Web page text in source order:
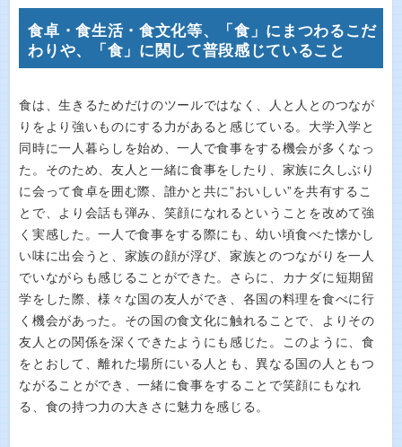
食卓・食生活・食文化等、「食」にまつわるこだ
わりや、「食」に関して普段感じていること
食は、生きるためだけのツールではなく、人と人とのつなが
りをより強いものにする力があると感じている。大学入学と
同時に一人暮らしを始め、一人で食事をする機会が多くなっ
た。そのため、友人と一緒に食事をしたり、家族に久しぶり
に会って食卓を囲む際、誰かと共に”おいしい”を共有するこ
とで、より会話も弾み、笑顔になれるということを改めて強
く実感した。一人で食事をする際にも、幼い頃食べた懐かし
い味に出会うと、家族の顔が浮び、家族とのつながりを一人
でいながらも感じることができた。さらに、カナダに短期留
学をした際、様々な国の友人ができ、各国の料理を食べに行
く機会があった。その国の食文化に触れることで、よりその
友人との関係を深くできたようにも感じた。このように、食
をとおして、離れた場所にいる人とも、異なる国の人ともつ
ながることができ、一緒に食事をすることで笑顔にもなれ
る、食の持つ力の大きさに魅力を感じる。